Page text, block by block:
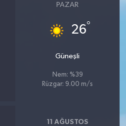
PAZAR
26°
Güneşli
Nem: %39
Rüzgar: 9.00 m/s
11 AĞUSTOS